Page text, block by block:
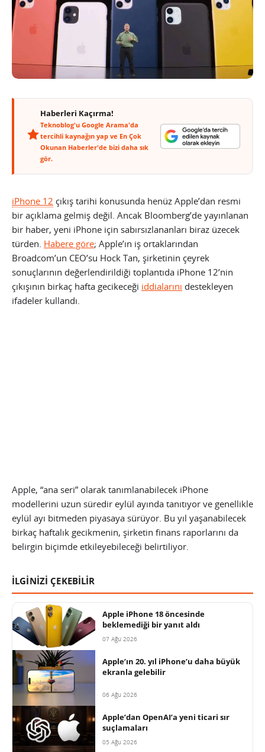
Haberleri Kaçırma!
Teknoblog'u Google Arama'da
tercihli kaynağın yap ve En Çok
Okunan Haberler'de bizi daha sık
gör.
iPhone 12 çıkış tarihi konusunda henüz Apple’dan resmi
bir açıklama gelmiş değil. Ancak Bloomberg’de yayınlanan
bir haber, yeni iPhone için sabırsızlananları biraz üzecek
türden. Habere göre; Apple’ın iş ortaklarından
Broadcom’un CEO’su Hock Tan, şirketinin çeyrek
sonuçlarının değerlendirildiği toplantıda iPhone 12’nin
çıkışının birkaç hafta gecikeceği iddialarını destekleyen
ifadeler kullandı.
Apple, “ana seri” olarak tanımlanabilecek iPhone
modellerini uzun süredir eylül ayında tanıtıyor ve genellikle
eylül ayı bitmeden piyasaya sürüyor. Bu yıl yaşanabilecek
birkaç haftalık gecikmenin, şirketin finans raporlarını da
belirgin biçimde etkileyebileceği belirtiliyor.
İLGİNİZİ ÇEKEBİLİR
Apple iPhone 18 öncesinde
beklemediği bir yanıt aldı
07 Ağu 2026
Apple’ın 20. yıl iPhone’u daha büyük
ekranla gelebilir
06 Ağu 2026
Apple’dan OpenAI’a yeni ticari sır
suçlamaları
05 Ağu 2026